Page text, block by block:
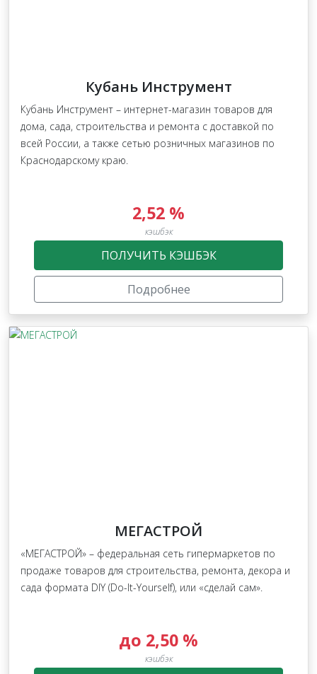
Кубань Инструмент
Кубань Инструмент – интернет-магазин товаров для
дома, сада, строительства и ремонта с доставкой по
всей России, а также сетью розничных магазинов по
Краснодарскому краю.
2,52 %
кэшбэк
ПОЛУЧИТЬ КЭШБЭК
Подробнее
МЕГАСТРОЙ
«МЕГАСТРОЙ» – федеральная сеть гипермаркетов по
продаже товаров для строительства, ремонта, декора и
сада формата DIY (Do-It-Yourself), или «сделай сам».
до 2,50 %
кэшбэк